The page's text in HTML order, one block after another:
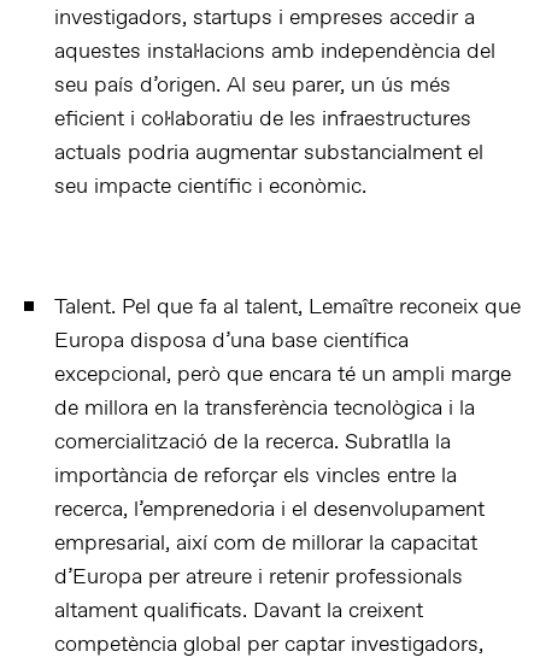
investigadors, startups i empreses accedir a
aquestes instal·lacions amb independència del
seu país d’origen. Al seu parer, un ús més
eficient i col·laboratiu de les infraestructures
actuals podria augmentar substancialment el
seu impacte científic i econòmic.
Talent. Pel que fa al talent, Lemaître reconeix que
Europa disposa d’una base científica
excepcional, però que encara té un ampli marge
de millora en la transferència tecnològica i la
comercialització de la recerca. Subratlla la
importància de reforçar els vincles entre la
recerca, l’emprenedoria i el desenvolupament
empresarial, així com de millorar la capacitat
d’Europa per atreure i retenir professionals
altament qualificats. Davant la creixent
competència global per captar investigadors,